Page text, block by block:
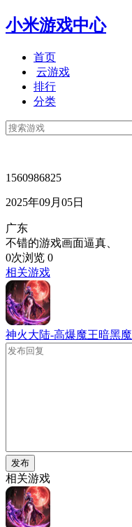
小米游戏中心
首页
云游戏
排行
分类
1560986825
2025年09月05日
广东
不错的游戏画面逼真、
0次浏览 0
相关游戏
神火大陆-高爆魔王暗黑
发布
相关游戏